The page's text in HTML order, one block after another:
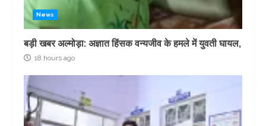
News
बड़ी खबर अल्मोड़ा: अज्ञात हिंसक वन्यजीव के हमले में युवती घायल,
18 hours ago